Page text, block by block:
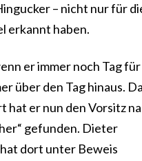
– nicht nur für
erkannt haben.
er immer noch Tag für
über den Tag hinaus.
er nun den Vorsitz
gefunden. Dieter
dort unter Beweis